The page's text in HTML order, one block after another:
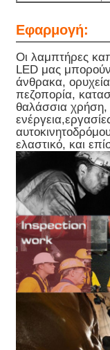
Εφαρμογή:
Οι λαμπτήρες
LED μας
άνθρακα,
πεζοπορία,
θαλάσσια χρήση,
ελαστικό, και